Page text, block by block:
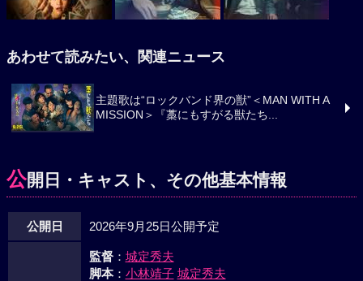
あわせて読みたい、関連ニュース
主題歌は“ロックバンド界の獣”＜MAN WITH A
MISSION＞『藁にもすがる獣たち...
公開日・キャスト、その他基本情報
公開日 2026年9月25日公開予定
監督： 城定秀夫
脚本： 小林靖子 城定秀夫